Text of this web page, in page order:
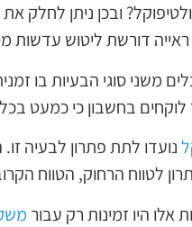
ובכן ניתן לחלק את
דורשת ליטוש עדשות
משני סוגי הבעיות בו
לוקחים בחשבון כי כמעט
נועדו לתת פתרון לבעיה
לטווח הרחוק, הטווח הקרוב
אלו היו זמינות רק עבור